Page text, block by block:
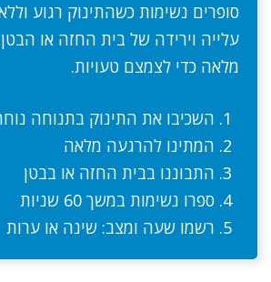
סופרים נשימות כשהתינוק רגוע
עלייה וירידה של בית החזה או
מלאה כדי לצמצם טעויות.
השכיבו את התינוק בתנוחה
המתינו להרגעה מלאה
התבוננו בבית החזה או בבטן
ספרו נשימות במשך 60 שניות
רשמו שעה ומצב: שינה או ערות